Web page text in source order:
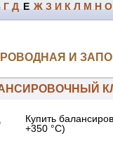
Г Д Е Ж З И К Л М Н О
И
Купить
+350 °С)